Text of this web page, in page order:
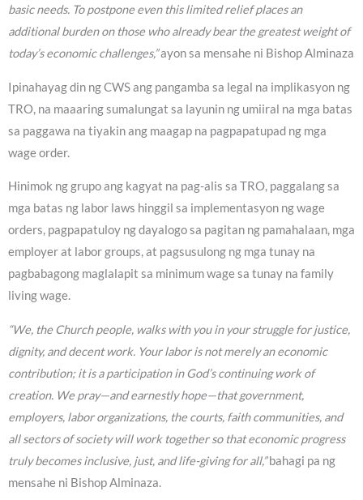
basic needs. To postpone even this limited relief places an
additional burden on those who already bear the greatest weight of
today’s economic challenges,”ayon sa mensahe ni Bishop Alminaza
Ipinahayag din ng CWS ang pangamba sa legal na implikasyon ng
TRO, na maaaring sumalungat sa layunin ng umiiral na mga batas
sa paggawa na tiyakin ang maagap na pagpapatupad ng mga
wage order.
Hinimok ng grupo ang kagyat na pag-alis sa TRO, paggalang sa
mga batas ng labor laws hinggil sa implementasyon ng wage
orders, pagpapatuloy ng dayalogo sa pagitan ng pamahalaan, mga
employer at labor groups, at pagsusulong ng mga tunay na
pagbabagong maglalapit sa minimum wage sa tunay na family
living wage.
“We, the Church people, walks with you in your struggle for justice,
dignity, and decent work. Your labor is not merely an economic
contribution; it is a participation in God’s continuing work of
creation. We pray—and earnestly hope—that government,
employers, labor organizations, the courts, faith communities, and
all sectors of society will work together so that economic progress
truly becomes inclusive, just, and life-giving for all,”bahagi pa ng
mensahe ni Bishop Alminaza.